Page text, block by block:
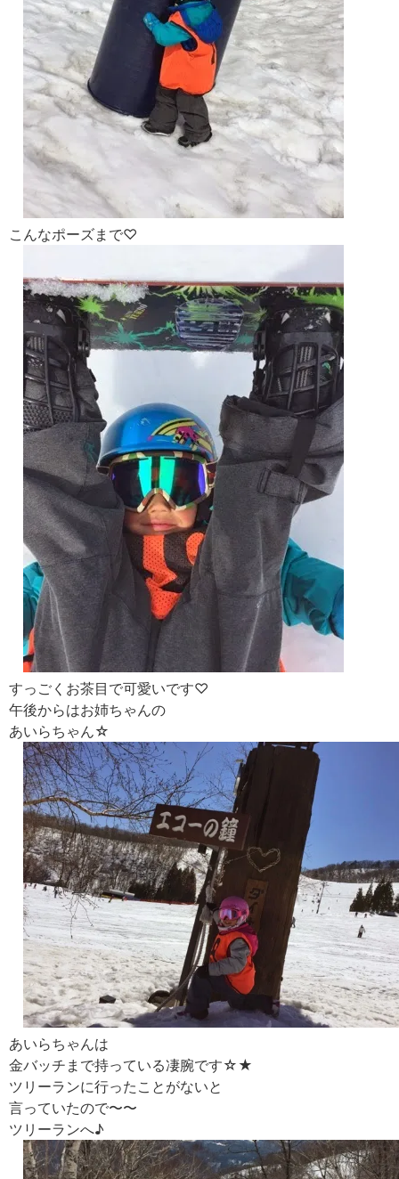
こんなポーズまで♡
すっごくお茶目で可愛いです♡
午後からはお姉ちゃんの
あいらちゃん☆
あいらちゃんは
金バッチまで持っている凄腕です☆★
ツリーランに行ったことがないと
言っていたので〜〜
ツリーランへ♪